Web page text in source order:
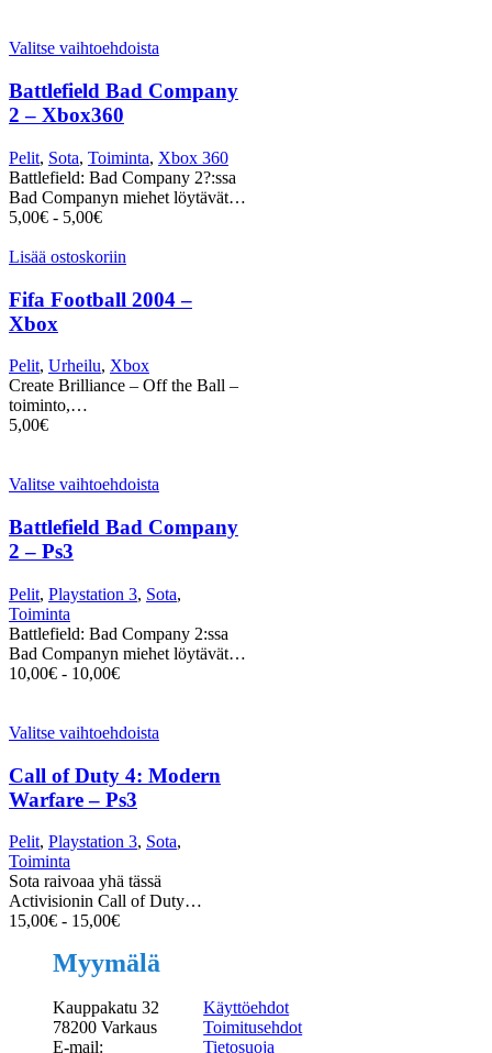
Valitse vaihtoehdoista
Battlefield Bad Company
2 – Xbox360
Pelit, Sota, Toiminta, Xbox 360
Battlefield: Bad Company 2?:ssa
Bad Companyn miehet löytävät…
5,00€ - 5,00€
Lisää ostoskoriin
Fifa Football 2004 –
Xbox
Pelit, Urheilu, Xbox
Create Brilliance – Off the Ball –
toiminto,…
5,00€
Valitse vaihtoehdoista
Battlefield Bad Company
2 – Ps3
Pelit, Playstation 3, Sota,
Toiminta
Battlefield: Bad Company 2:ssa
Bad Companyn miehet löytävät…
10,00€ - 10,00€
Valitse vaihtoehdoista
Call of Duty 4: Modern
Warfare – Ps3
Pelit, Playstation 3, Sota,
Toiminta
Sota raivoaa yhä tässä
Activisionin Call of Duty…
15,00€ - 15,00€
Myymälä
Kauppakatu 32
78200 Varkaus
E-mail:
Käyttöehdot
Toimitusehdot
Tietosuoja